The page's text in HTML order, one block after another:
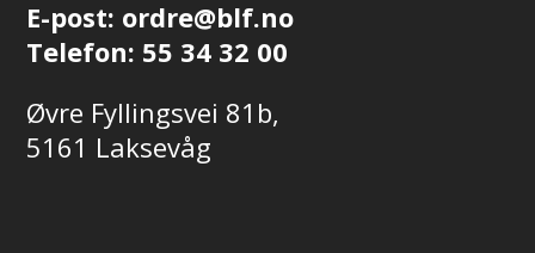
E-post: ordre@blf.no
Telefon: 55 34 32 00
Øvre Fyllingsvei 81b,
5161 Laksevåg